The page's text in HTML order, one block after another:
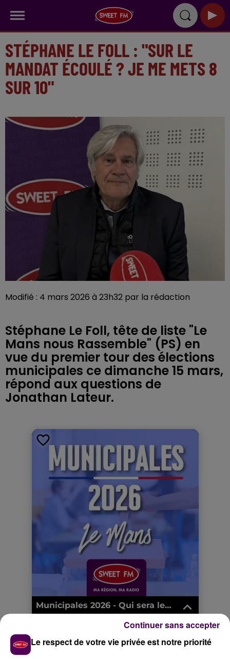
STÉPHANE LE FOLL : "SUR LE
MANDAT ÉCOULÉ ? JE ME METS 8
SUR 10"
Modifié : 4 mars 2026 à 23h32 par la rédaction
Stéphane Le Foll, tête de liste "Le
Mans nous Rassemble" (PS) en
vue du premier tour des élections
municipales ce dimanche 15 mars,
répond aux questions de
Jonathan Lateur.
Le respect de votre vie privée est notre priorité
Continuer sans accepter